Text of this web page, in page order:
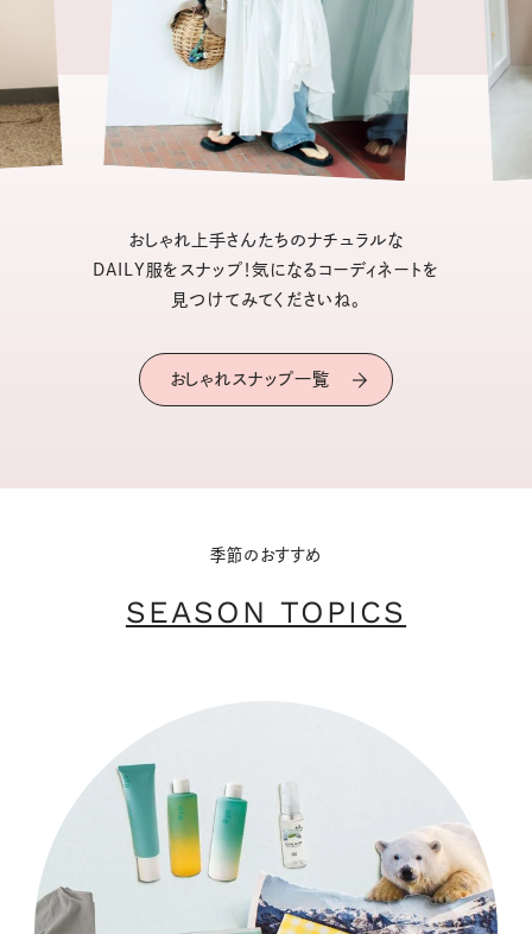
おしゃれ上手さんたちのナチュラルな
DAILY服をスナップ！気になるコーディネートを
見つけてみてくださいね。
おしゃれスナップ一覧
季節のおすすめ
SEASON TOPICS